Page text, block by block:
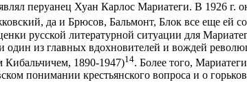
перуанец Хуан Карлос Мариатеги. В 1926 г.
да и Брюсов, Бальмонт, Блок все еще ей
русской литературной ситуации для
один из главных вдохновителей и вождей
1890-1947)14. Более того,
понимании крестьянского вопроса и о